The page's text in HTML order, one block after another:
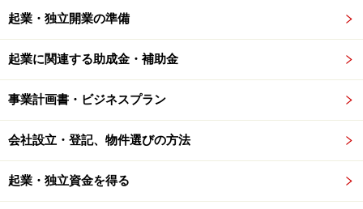
起業・独立開業の準備
起業に関連する助成金・補助金
事業計画書・ビジネスプラン
会社設立・登記、物件選びの方法
起業・独立資金を得る